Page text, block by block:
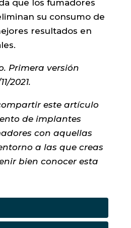
que los fumadores
su consumo de
resultados en
Primera versión
2021.
este artículo
de implantes
con aquellas
a las que creas
bien conocer esta